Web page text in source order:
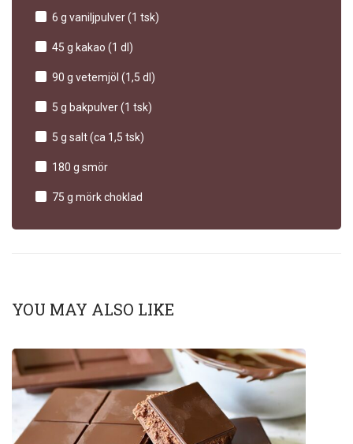
6 g vaniljpulver (1 tsk)
45 g kakao (1 dl)
90 g vetemjöl (1,5 dl)
5 g bakpulver (1 tsk)
5 g salt (ca 1,5 tsk)
180 g smör
75 g mörk choklad
YOU MAY ALSO LIKE